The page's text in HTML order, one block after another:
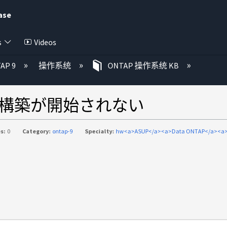
Videos
9 操作系统 ONTAP 操作系统 KB
築が開始されない
0 Category: ontap-9 Specialty: hw<a>ASUP</a><a>Data ONTAP</